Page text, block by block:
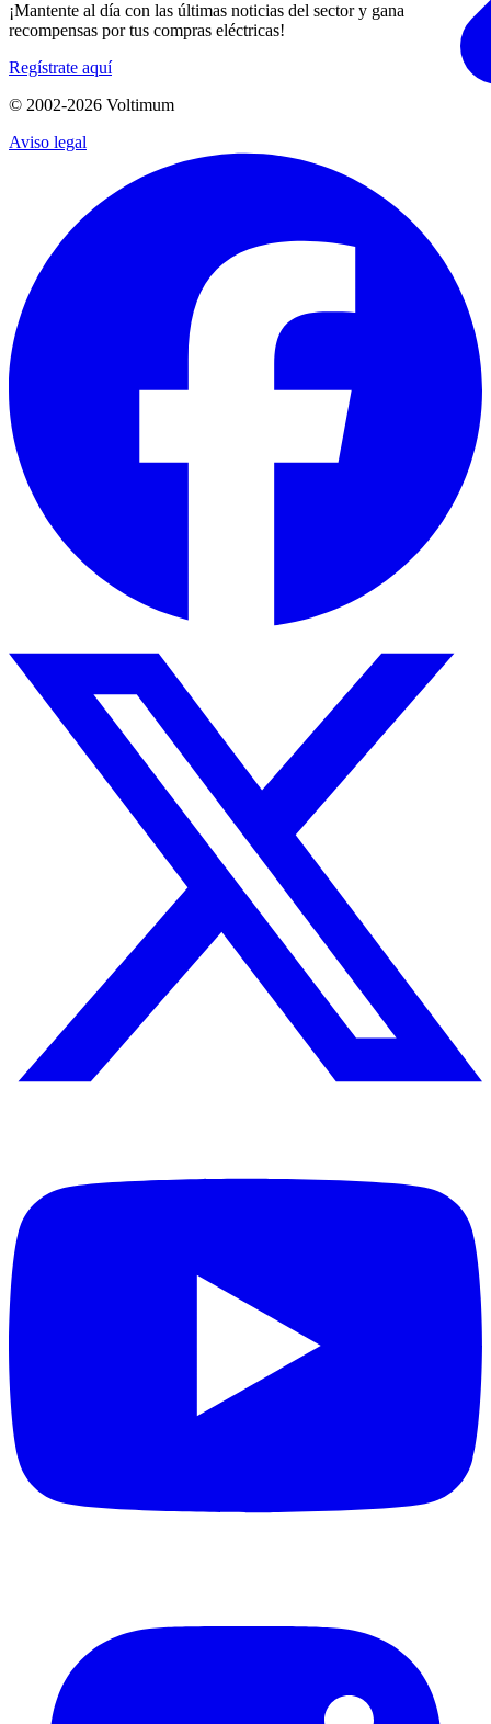
¡Mantente al día con las últimas noticias del sector y gana
recompensas por tus compras eléctricas!
Regístrate aquí
© 2002-2026 Voltimum
Aviso legal